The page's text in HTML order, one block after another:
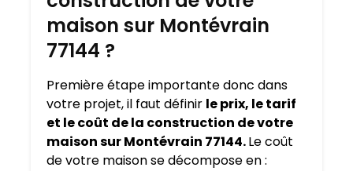
maison sur Montévrain
77144 ?
Première étape importante donc dans
votre projet, il faut définir le prix, le tarif
et le coût de la construction de votre
maison sur Montévrain 77144.Le coût
de votre maison se décompose en :